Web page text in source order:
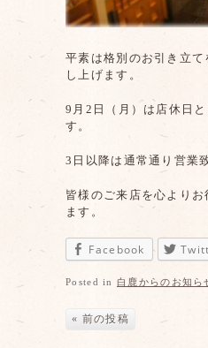
平素は格別のお引き立て
し上げます。
9月2日（月）は店休日
す。
3日以降は通常通り営業
皆様のご来店を心よりお
ます。
Facebook
Posted in 白鹿からのお知ら
« 前の投稿